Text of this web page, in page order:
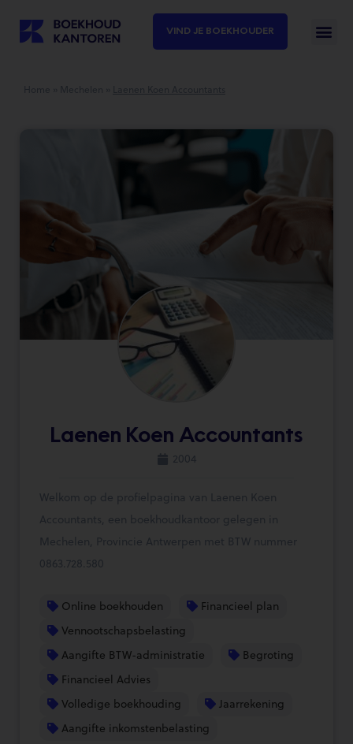
VIND JE BOEKHOUDER
Laenen Koen Accountants
2004
Welkom op de profielpagina van Laenen Koen
Accountants, een boekhoudkantoor gelegen in
Mechelen, Provincie Antwerpen met BTW nummer
0863.728.580
Online boekhouden
Financieel plan
Vennootschapsbelasting
Aangifte BTW-administratie
Begroting
Financieel Advies
Volledige boekhouding
Jaarrekening
Aangifte inkomstenbelasting